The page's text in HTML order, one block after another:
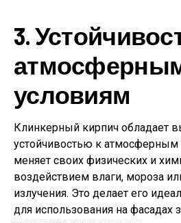
3.
условиям
Клинкерный кирпич обладает
устойчивостью к атмосферным
меняет своих физических и
воздействием влаги, мороза
излучения. Это делает его
для использования на фасадах